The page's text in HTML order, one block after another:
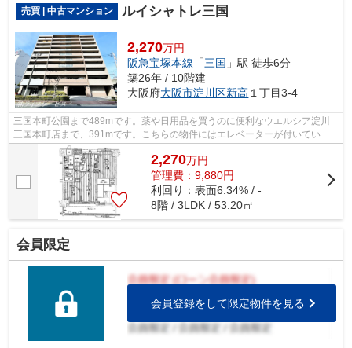
売買 | 中古マンション ルイシャトレ三国
2,270万円
阪急宝塚本線 「三国 」駅 徒歩6分
築26年 / 10階建
大阪府大阪市淀川区新高 １丁目3-4
三国本町公園まで489mです。薬や日用品を買うのに便利なウエルシア淀川
三国本町店まで、391mです。こちらの物件にはエレベーターが付いていま
す。綺麗に整備された中古マンションで清...
2,270万円
管理費：9,880円
利回り：表面6.34% / -
8階 / 3LDK / 53.20㎡
会員限定
会員登録をして限定物件を見る